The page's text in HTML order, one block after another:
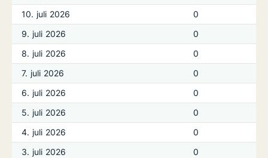
10. juli 2026
0
9. juli 2026
0
8. juli 2026
0
7. juli 2026
0
6. juli 2026
0
5. juli 2026
0
4. juli 2026
0
3. juli 2026
0